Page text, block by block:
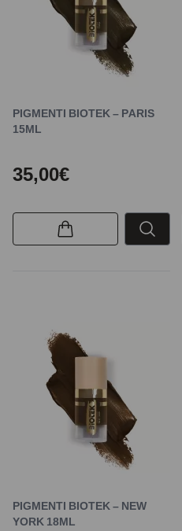
PIGMENTI BIOTEK – PARIS
15ML
35,00€
PIGMENTI BIOTEK – NEW
YORK 18ML